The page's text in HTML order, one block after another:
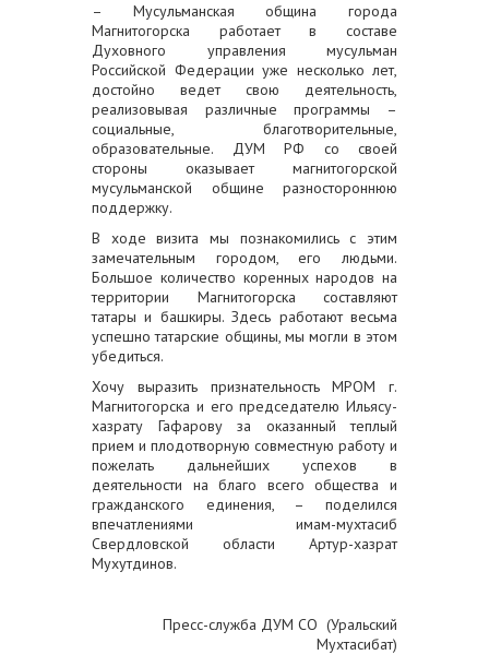
– Мусульманская община города
Магнитогорска работает в составе
Духовного управления мусульман
Российской Федерации уже несколько лет,
достойно ведет свою деятельность,
реализовывая различные программы –
социальные, благотворительные,
образовательные. ДУМ РФ со своей
стороны оказывает магнитогорской
мусульманской общине разностороннюю
поддержку.
В ходе визита мы познакомились с этим
замечательным городом, его людьми.
Большое количество коренных народов на
территории Магнитогорска составляют
татары и башкиры. Здесь работают весьма
успешно татарские общины, мы могли в этом
убедиться.
Хочу выразить признательность МРОМ г.
Магнитогорска и его председателю Ильясу-
хазрату Гафарову за оказанный теплый
прием и плодотворную совместную работу и
пожелать дальнейших успехов в
деятельности на благо всего общества и
гражданского единения, – поделился
впечатлениями имам-мухтасиб
Свердловской области Артур-хазрат
Мухутдинов.
Пресс-служба ДУМ СО (Уральский
Мухтасибат)